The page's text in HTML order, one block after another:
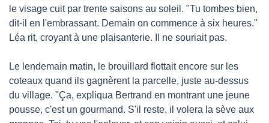
le visage cuit par trente saisons au soleil. "Tu tombes bien,
dit-il en l'embrassant. Demain on commence à six heures."
Léa rit, croyant à une plaisanterie. Il ne souriait pas.
Le lendemain matin, le brouillard flottait encore sur les
coteaux quand ils gagnèrent la parcelle, juste au-dessus
du village. "Ça, expliqua Bertrand en montrant une jeune
pousse, c'est un gourmand. S'il reste, il volera la sève aux